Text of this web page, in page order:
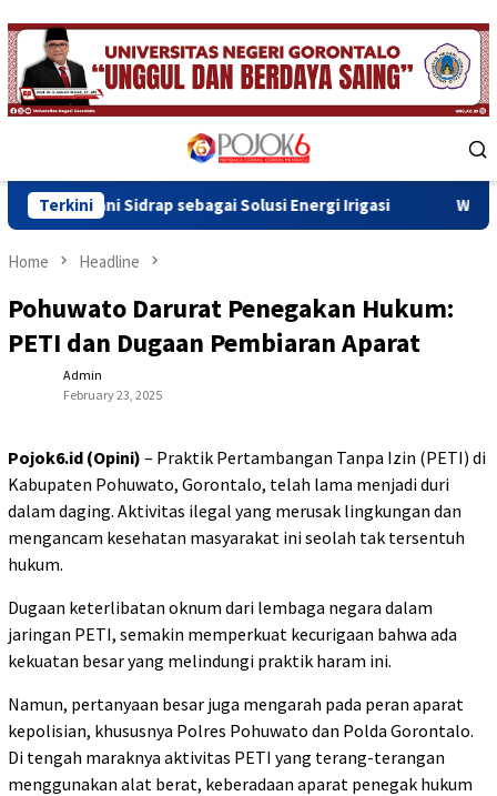
Skip
to
content
Menu
Terkini
sebagai Solusi Energi Irigasi Wawali Indra Gobel
Home Headline
Pohuwato Darurat Penegakan Hukum:
PETI dan Dugaan Pembiaran Aparat
Admin
February 23, 2025
Pojok6.id (Opini) – Praktik Pertambangan Tanpa Izin (PETI) di
Kabupaten Pohuwato, Gorontalo, telah lama menjadi duri
dalam daging. Aktivitas ilegal yang merusak lingkungan dan
mengancam kesehatan masyarakat ini seolah tak tersentuh
hukum.
Dugaan keterlibatan oknum dari lembaga negara dalam
jaringan PETI, semakin memperkuat kecurigaan bahwa ada
kekuatan besar yang melindungi praktik haram ini.
Namun, pertanyaan besar juga mengarah pada peran aparat
kepolisian, khususnya Polres Pohuwato dan Polda Gorontalo.
Di tengah maraknya aktivitas PETI yang terang-terangan
menggunakan alat berat, keberadaan aparat penegak hukum